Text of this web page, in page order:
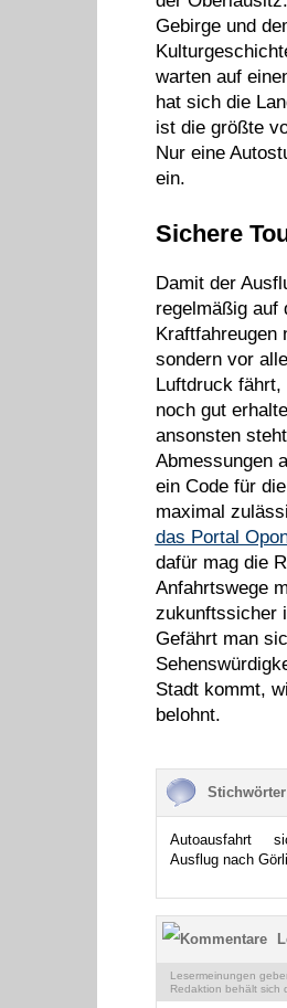
Gebirge und
warten auf
hat sich die
ist die größte
Nur eine
ein.
Sichere
Damit der
regelmäßig auf
Kraftfahreugen
sondern vor
Luftdruck
noch gut
ansonsten
Abmessungen
ein Code für
maximal
das Portal
dafür mag die
Anfahrtswege
zukunftssicher
Gefährt man
Stadt kommt,
belohnt.
Stichwörter
Autoausfahrt
Ausflug nach
Lesermeinungen
Redaktion behält sich